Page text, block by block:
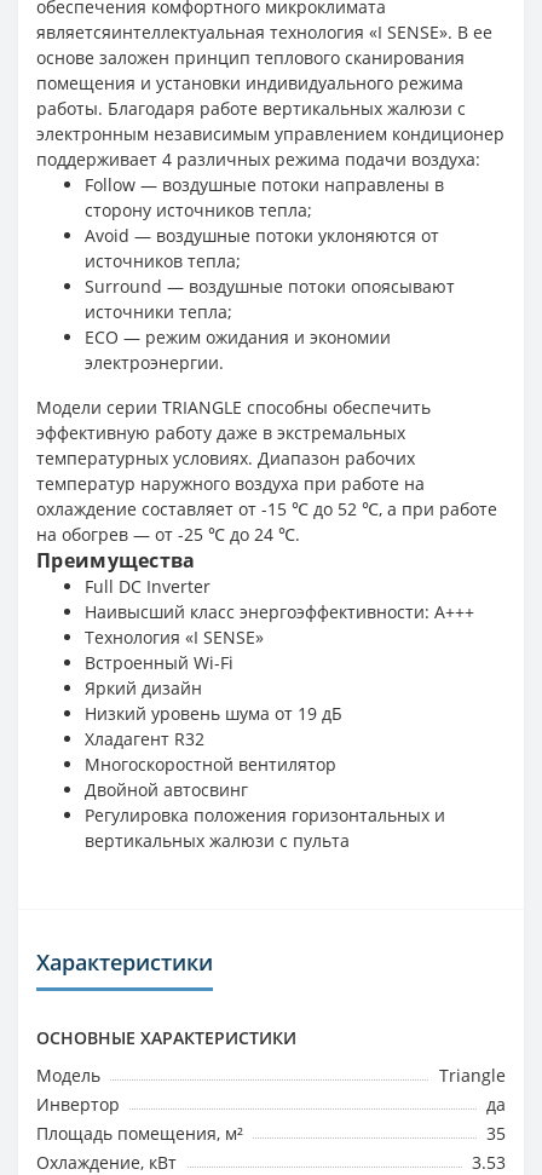
обеспечения комфортного микроклимата
являетсяинтеллектуальная технология «I SENSE». В ее
основе заложен принцип теплового сканирования
помещения и установки индивидуального режима
работы. Благодаря работе вертикальных жалюзи с
электронным независимым управлением кондиционер
поддерживает 4 различных режима подачи воздуха:
Follow — воздушные потоки направлены в
сторону источников тепла;
Avoid — воздушные потоки уклоняются от
источников тепла;
Surround — воздушные потоки опоясывают
источники тепла;
ECO — режим ожидания и экономии
электроэнергии.
Модели серии TRIANGLE способны обеспечить
эффективную работу даже в экстремальных
температурных условиях. Диапазон рабочих
температур наружного воздуха при работе на
охлаждение составляет от -15 ℃ до 52 ℃, а при работе
на обогрев — от -25 ℃ до 24 ℃.
Преимущества
Full DC Inverter
Наивысший класс энергоэффективности: A+++
Технология «I SENSE»
Встроенный Wi-Fi
Яркий дизайн
Низкий уровень шума от 19 дБ
Хладагент R32
Многоскоростной вентилятор
Двойной автосвинг
Регулировка положения горизонтальных и
вертикальных жалюзи с пульта
Характеристики
ОСНОВНЫЕ ХАРАКТЕРИСТИКИ
Модель
Triangle
Инвертор
да
Площадь помещения, м²
35
Охлаждение, кВт
3.53